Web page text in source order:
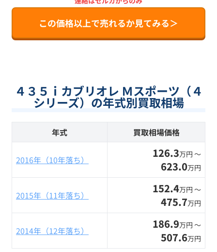
この価格以上で売れるか見てみる＞
４３５ｉカブリオレ Ｍスポーツ（４
シリーズ）の年式別買取相場
年式 買取相場価格
2016年（10年落ち） 126.3万円 〜
623.0万円
2015年（11年落ち） 152.4万円 〜
475.7万円
2014年（12年落ち） 186.9万円 〜
507.6万円